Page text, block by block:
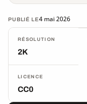
PUBLIÉ LE4 mai 2026
RÉSOLUTION
2K
LICENCE
CC0